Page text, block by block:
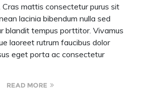
Cras mattis consectetur purus sit
lacinia bibendum nulla sed
blandit tempus porttitor. Vivamus
laoreet rutrum faucibus dolor
eget porta ac consectetur
READ MORE